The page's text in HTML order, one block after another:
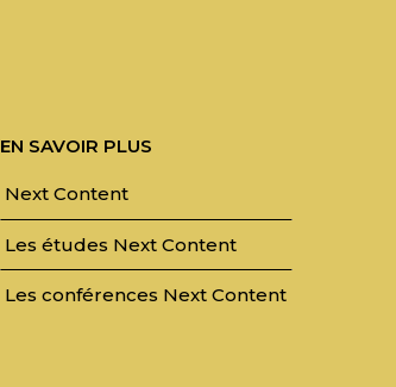
EN SAVOIR PLUS
Next Content
Les études Next Content
Les conférences Next Content